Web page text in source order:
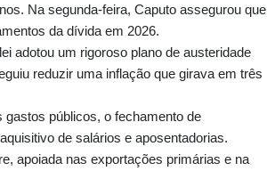
Na segunda-feira, Caputo assegurou que
da dívida em 2026.
adotou um rigoroso plano de austeridade
reduzir uma inflação que girava em três
públicos, o fechamento de
de salários e aposentadorias.
apoiada nas exportações primárias e na